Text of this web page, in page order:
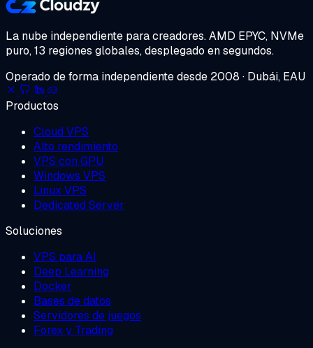
La nube independiente para creadores.AMD EPYC, NVMe
puro, 13 regiones globales, desplegado en segundos.
Operado de forma independiente desde 2008 · Dubái, EAU
Productos
Cloud VPS
Alto rendimiento
VPS con GPU
Windows VPS
Linux VPS
Dedicated Server
Soluciones
VPS para AI
Deep Learning
Docker
Bases de datos
Servidores de juegos
Forex y Trading